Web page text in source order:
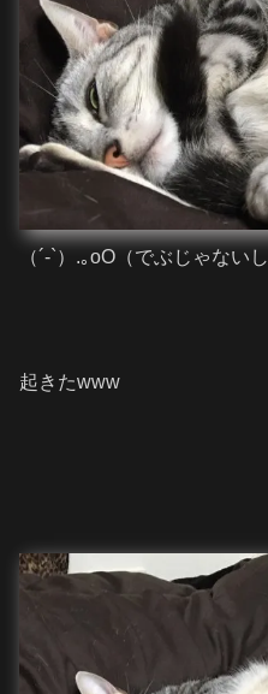
（´-`）.｡oO（でぶじゃないし
起きたwww